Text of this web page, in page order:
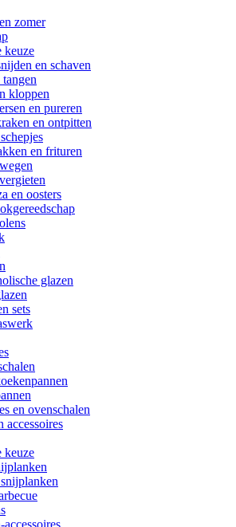
zomer
keuze
en schaven
tangen
kloppen
en pureren
en ontpitten
en frituren
en oosters
glazen
sets
en ovenschalen
accessoires
keuze